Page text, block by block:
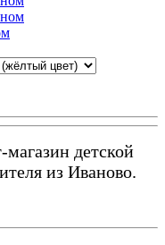
детской
из Иваново.